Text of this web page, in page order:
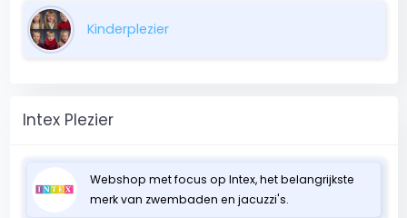
Kinderplezier
Intex Plezier
Webshop met focus op Intex, het belangrijkste
merk van zwembaden en jacuzzi's.